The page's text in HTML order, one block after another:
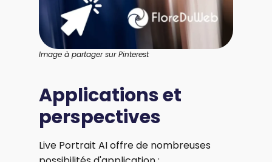
Image à partager sur Pinterest
Applications et
perspectives
Live Portrait AI offre de nombreuses